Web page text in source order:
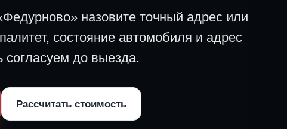
назовите точный адрес или
состояние автомобиля и адрес
согласуем до выезда.
Рассчитать стоимость